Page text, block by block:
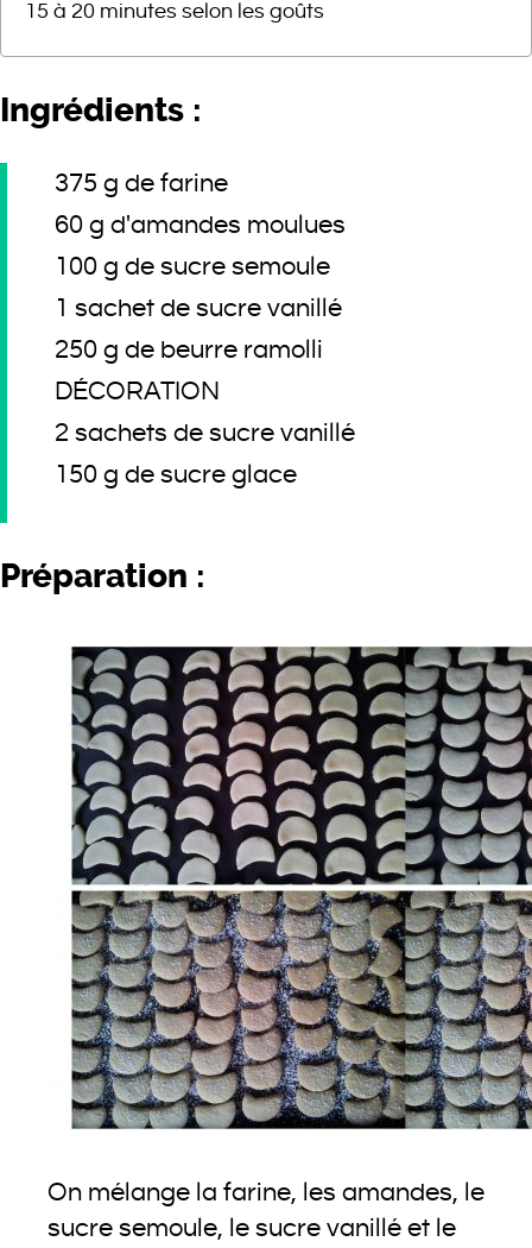
15 à 20 minutes selon les goûts
Ingrédients :
375 g de farine
60 g d'amandes moulues
100 g de sucre semoule
1 sachet de sucre vanillé
250 g de beurre ramolli
DÉCORATION
2 sachets de sucre vanillé
150 g de sucre glace
Préparation :
On mélange la farine, les amandes, le
sucre semoule, le sucre vanillé et le